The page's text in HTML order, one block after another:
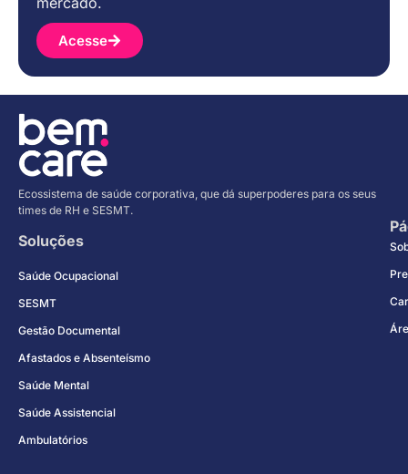
Acesse
Ecossistema de saúde corporativa, que dá superpoderes para os seus
times de RH e SESMT.
Soluções
Saúde Ocupacional
SESMT
Gestão Documental
Afastados e Absenteísmo
Saúde Mental
Saúde Assistencial
Ambulatórios